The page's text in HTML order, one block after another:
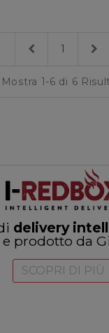
Previous
1
Mostra 1-6 di 6
delivery
prodotto da
SCOPRI DI PIÙ